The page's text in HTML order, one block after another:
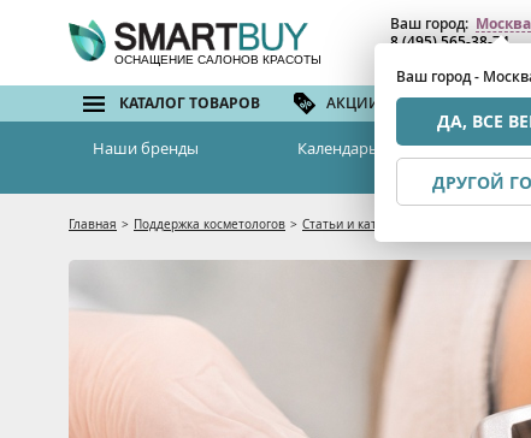
ОСНАЩЕНИЕ САЛОНОВ КРАСОТЫ
Ваш город: Москва
Ваш город -
ДА, ВСЕ
ДРУГОЙ
8 (495) 565-38-74
КАТАЛОГ ТОВАРОВ АКЦИИ И СКИДКИ
Наши бренды Календарь семинаров
Главная > Поддержка косметологов > Статьи и каталоги GENOSYS.